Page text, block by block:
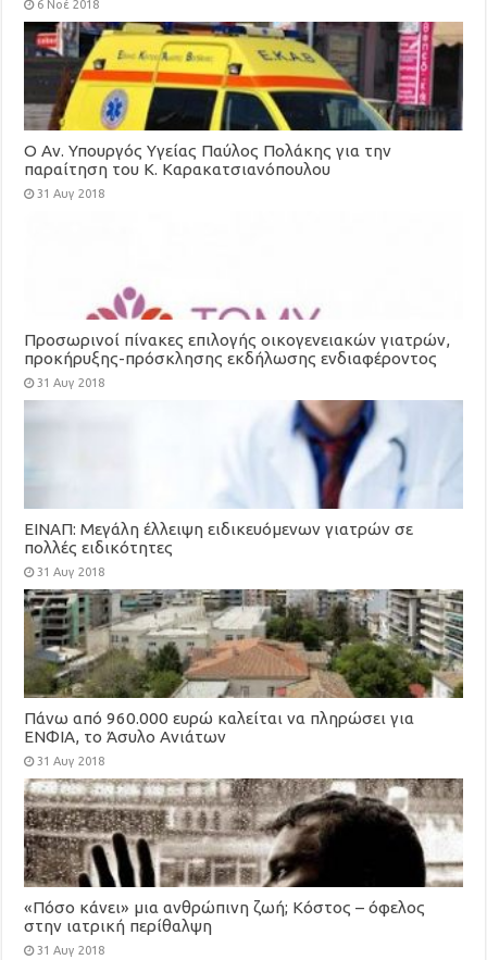
6 Νοέ 2018
Ο Αν. Υπουργός Υγείας Παύλος Πολάκης για την
παραίτηση του Κ. Καρακατσιανόπουλου
31 Αυγ 2018
Προσωρινοί πίνακες επιλογής οικογενειακών γιατρών,
προκήρυξης-πρόσκλησης εκδήλωσης ενδιαφέροντος
για τη στελέχωση των Τοπικών Μονάδων Υγείας
(ΤΟΜΥ)
31 Αυγ 2018
ΕΙΝΑΠ: Μεγάλη έλλειψη ειδικευόμενων γιατρών σε
πολλές ειδικότητες
31 Αυγ 2018
Πάνω από 960.000 ευρώ καλείται να πληρώσει για
ΕΝΦΙΑ, το Άσυλο Ανιάτων
31 Αυγ 2018
«Πόσο κάνει» μια ανθρώπινη ζωή; Κόστος – όφελος
στην ιατρική περίθαλψη
31 Αυγ 2018